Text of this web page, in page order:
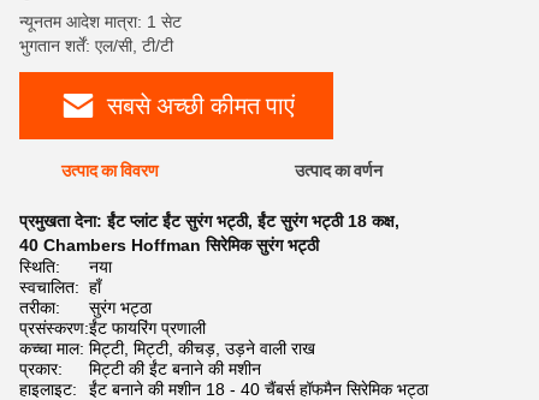
न्यूनतम आदेश मात्रा: 1 सेट
भुगतान शर्तें: एल/सी, टी/टी
सबसे अच्छी कीमत पाएं
उत्पाद का विवरण उत्पाद का वर्णन
प्रमुखता देना:ईंट प्लांट ईंट सुरंग भट्ठी,ईंट सुरंग भट्ठी 18 कक्ष,
40 Chambers Hoffman सिरेमिक सुरंग भट्ठी
स्थिति:
नया
स्वचालित: हाँ
तरीका:
सुरंग भट्ठा
प्रसंस्करण:ईंट फायरिंग प्रणाली
कच्चा माल: मिट्टी, मिट्टी, कीचड़, उड़ने वाली राख
प्रकार:
मिट्टी की ईंट बनाने की मशीन
हाइलाइट:
ईंट बनाने की मशीन 18 - 40 चैंबर्स हॉफमैन सिरेमिक भट्ठा